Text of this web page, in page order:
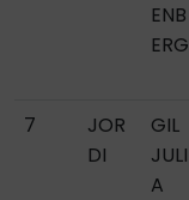
ENB
ERG
7
JOR
DI
GIL
JULI
A